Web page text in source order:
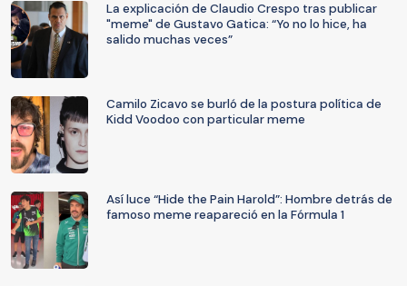
La explicación de Claudio Crespo tras publicar
"meme" de Gustavo Gatica: “Yo no lo hice, ha
salido muchas veces”
Camilo Zicavo se burló de la postura política de
Kidd Voodoo con particular meme
Así luce “Hide the Pain Harold”: Hombre detrás de
famoso meme reapareció en la Fórmula 1